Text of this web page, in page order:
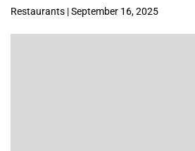
Restaurants | September 16, 2025